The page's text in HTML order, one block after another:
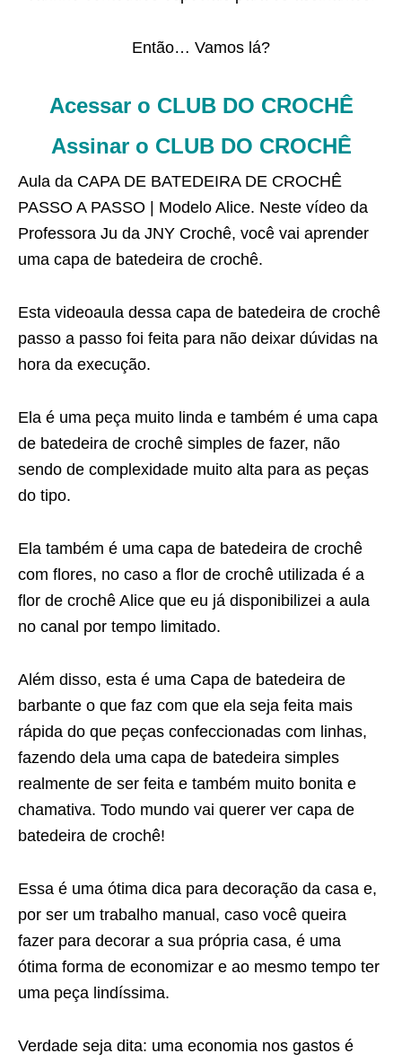
Então… Vamos lá?
Acessar o CLUB DO CROCHÊ
Assinar o CLUB DO CROCHÊ
Aula da CAPA DE BATEDEIRA DE CROCHÊ
PASSO A PASSO | Modelo Alice. Neste vídeo da
Professora Ju da JNY Crochê, você vai aprender
uma capa de batedeira de crochê.
Esta videoaula dessa capa de batedeira de crochê
passo a passo foi feita para não deixar dúvidas na
hora da execução.
Ela é uma peça muito linda e também é uma capa
de batedeira de crochê simples de fazer, não
sendo de complexidade muito alta para as peças
do tipo.
Ela também é uma capa de batedeira de crochê
com flores, no caso a flor de crochê utilizada é a
flor de crochê Alice que eu já disponibilizei a aula
no canal por tempo limitado.
Além disso, esta é uma Capa de batedeira de
barbante o que faz com que ela seja feita mais
rápida do que peças confeccionadas com linhas,
fazendo dela uma capa de batedeira simples
realmente de ser feita e também muito bonita e
chamativa. Todo mundo vai querer ver capa de
batedeira de crochê!
Essa é uma ótima dica para decoração da casa e,
por ser um trabalho manual, caso você queira
fazer para decorar a sua própria casa, é uma
ótima forma de economizar e ao mesmo tempo ter
uma peça lindíssima.
Verdade seja dita: uma economia nos gastos é